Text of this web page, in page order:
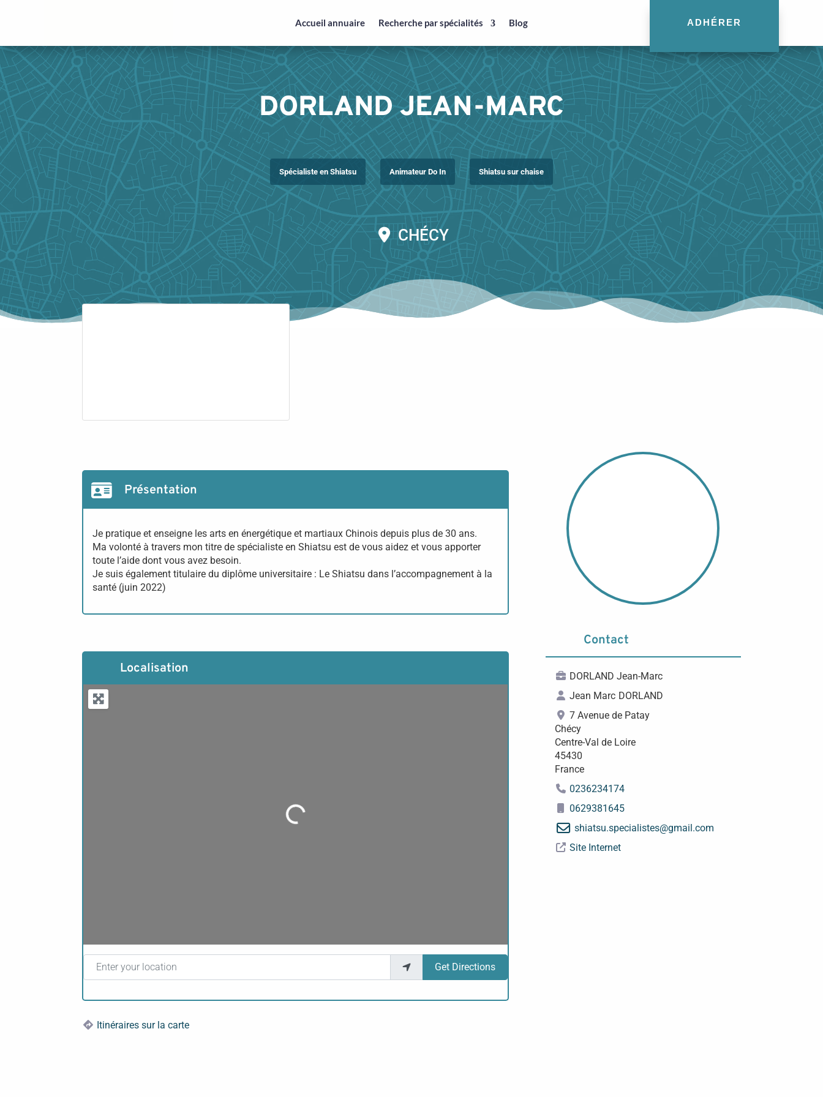
Accueil annuaire Recherche par spécialités Blog ADHÉRER
DORLAND JEAN-MARC
Spécialiste en Shiatsu Animateur Do In Shiatsu sur chaise
CHÉCY
Présentation
Je pratique et enseigne les arts en énergétique et martiaux Chinois depuis plus de 30 ans.
Ma volonté à travers mon titre de spécialiste en Shiatsu est de vous aidez et vous apporter
toute l’aide dont vous avez besoin.
Je suis également titulaire du diplôme universitaire : Le Shiatsu dans l’accompagnement à la
santé (juin 2022)
Localisation
Loading...
Enter your location
Get Directions
Itinéraires sur la carte
Contact
DORLAND Jean-Marc
Jean Marc DORLAND
7 Avenue de Patay
Chécy
Centre-Val de Loire
45430
France
0236234174
0629381645
shiatsu.specialistes@gmail.com
Site Internet